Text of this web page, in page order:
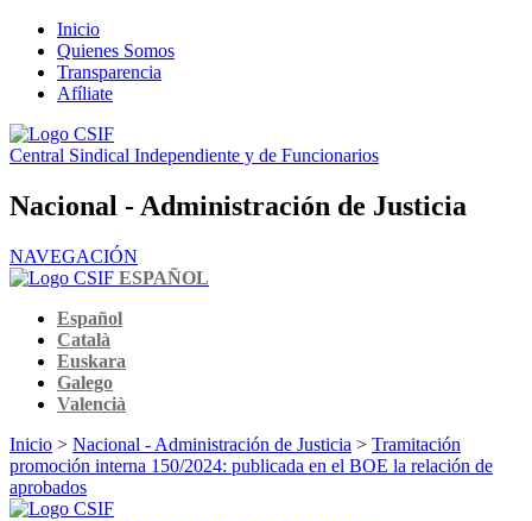
Inicio
Quienes Somos
Transparencia
Afíliate
Central Sindical Independiente y de Funcionarios
Nacional - Administración de Justicia
NAVEGACIÓN
ESPAÑOL
Español
Català
Euskara
Galego
Valencià
Inicio > Nacional - Administración de Justicia > Tramitación
promoción interna 150/2024: publicada en el BOE la relación de
aprobados